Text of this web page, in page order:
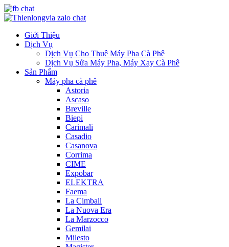
Giới Thiệu
Dịch Vụ
Dịch Vụ Cho Thuê Máy Pha Cà Phê
Dịch Vụ Sửa Máy Pha, Máy Xay Cà Phê
Sản Phẩm
Máy pha cà phê
Astoria
Ascaso
Breville
Biepi
Carimali
Casadio
Casanova
Corrima
CIME
Expobar
ELEKTRA
Faema
La Cimbali
La Nuova Era
La Marzocco
Gemilai
Milesto